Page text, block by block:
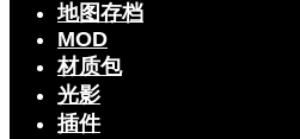
地图存档
MOD
材质包
光影
插件